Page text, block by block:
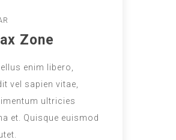
Zone
enim libero,
vel sapien vitae,
ultricies
et. Quisque euismod